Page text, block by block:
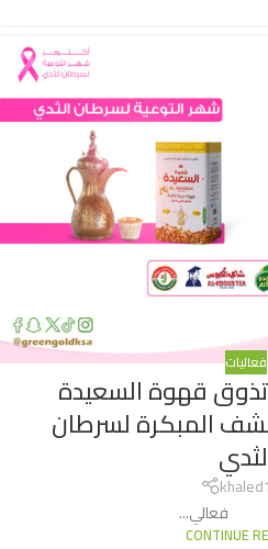
فعاليات
قهوة السعيدة
المبكرة لسرطان
CONTINUE